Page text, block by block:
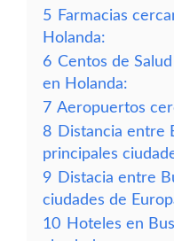
5 Farmacias
Holanda:
6 Centos de
en Holanda:
7 Aeropuertos
8 Distancia entre
principales
9 Distacia entre
ciudades de
10 Hoteles en